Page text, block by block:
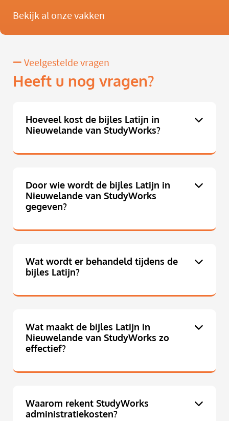
Bekijk al onze vakken
Veelgestelde vragen
Heeft u nog vragen?
Hoeveel kost de bijles Latijn in
Nieuwelande van StudyWorks?
Door wie wordt de bijles Latijn in
Nieuwelande van StudyWorks
gegeven?
Wat wordt er behandeld tijdens de
bijles Latijn?
Wat maakt de bijles Latijn in
Nieuwelande van StudyWorks zo
effectief?
Waarom rekent StudyWorks
administratiekosten?